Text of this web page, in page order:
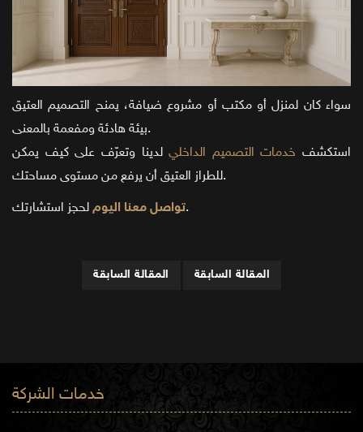
سواء كان لمنزل أو مكتب أو مشروع ضيافة، يمنح التصميم العتيق
بيئة هادئة ومفعمة بالمعنى.
استكشف خدمات التصميم الداخليلدينا وتعرّف على كيف يمكن
للطراز العتيق أن يرفع من مستوى مساحتك.
تواصل معنا اليوملحجز استشارتك.
المقالة السابقة المقالة السابقة
خدمات الشركة